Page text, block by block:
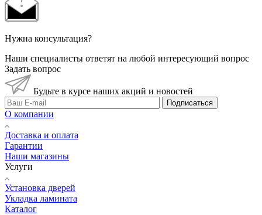
Нужна консультация?
Наши специалисты ответят на любой интересующий вопрос
Задать вопрос
Будьте в курсе наших акций и новостей
Подписаться
О компании
Доставка и оплата
Гарантии
Наши магазины
Услуги
Установка дверей
Укладка ламината
Каталог